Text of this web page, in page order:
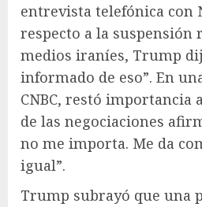
entrevista telefónica con
respecto a la suspensión
medios iraníes, Trump
informado de eso”. En
CNBC, restó importancia
de las negociaciones
no me importa. Me da
igual”.
Trump subrayó que una